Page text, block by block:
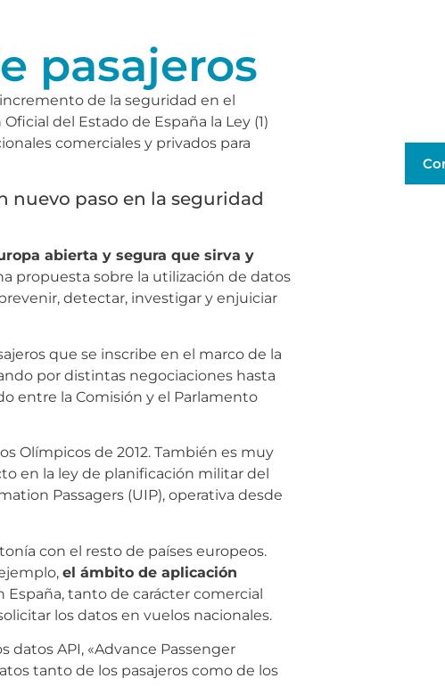
pasajeros
de la seguridad en el
del Estado de España la Ley (1)
comerciales y privados para
nuevo paso en la seguridad
abierta y segura que sirva y
propuesta sobre la utilización de datos
detectar, investigar y enjuiciar
que se inscribe en el marco de la
por distintas negociaciones hasta
entre la Comisión y el Parlamento
Olímpicos de 2012. También es muy
en la ley de planificación militar del
Passagers (UIP), operativa desde
con el resto de países europeos.
el ámbito de aplicación
tanto de carácter comercial
los datos en vuelos nacionales.
API, «Advance Passenger
tanto de los pasajeros como de los